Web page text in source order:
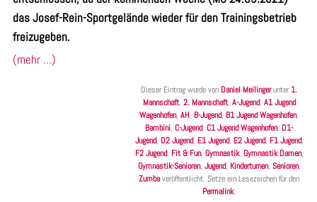
das Josef-Rein-Sportgelände wieder für den Trainingsbetrieb
freizugeben.
(mehr …)
Dieser Eintrag wurde von Daniel Meilingerunter 1.
Mannschaft, 2. Mannschaft, A-Jugend, A1 Jugend
Wagenhofen,AH, B-Jugend, B1 Jugend Wagenhofen,
Bambini,C-Jugend,C1 Jugend Wagenhofen, D1-
Jugend, D2 Jugend, E1 Jugend, E2 Jugend, F1 Jugend,
F2 Jugend, Fit & Fun, Gymnastik, Gymnastik Damen,
Gymnastik-Senioren, Jugend, Kinderturnen, Senioren,
Zumbaveröffentlicht. Setze ein Lesezeichen für den
Permalink.